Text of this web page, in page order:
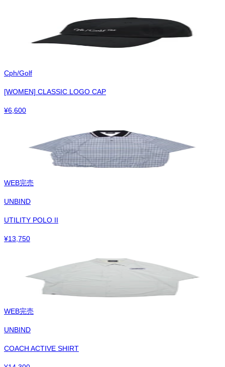
Cph/Golf
[WOMEN] CLASSIC LOGO CAP
¥6,600
WEB完売
UNBIND
UTILITY POLO II
¥13,750
WEB完売
UNBIND
COACH ACTIVE SHIRT